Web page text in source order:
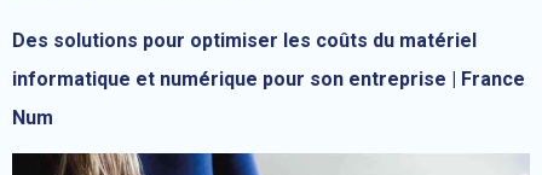
Des solutions pour optimiser les coûts du matériel
informatique et numérique pour son entreprise | France
Num